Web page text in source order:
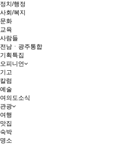
정치/행정
사회/복지
문화
교육
사람들
전남ㆍ광주통합
기획특집
오피니언
기고
칼럼
예술
여의도소식
관광
여행
맛집
숙박
명소